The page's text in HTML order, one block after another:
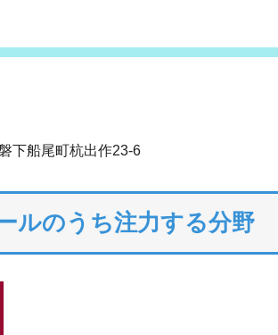
下船尾町杭出作23-6
ルのうち注力する分野